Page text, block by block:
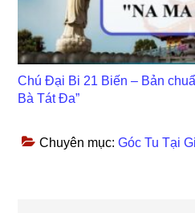
Chú Đại Bi 21 Biến – Bản
Bà Tát Đa”
Chuyên mục:Góc Tu Tại